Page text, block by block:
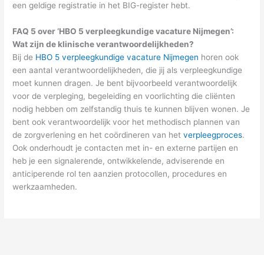
een geldige registratie in het BIG-register hebt.
FAQ 5 over ‘HBO 5 verpleegkundige vacature Nijmegen’:
Wat zijn de klinische verantwoordelijkheden?
Bij de HBO 5 verpleegkundige vacature Nijmegen horen ook
een aantal verantwoordelijkheden, die jij als verpleegkundige
moet kunnen dragen. Je bent bijvoorbeeld verantwoordelijk
voor de verpleging, begeleiding en voorlichting die cliënten
nodig hebben om zelfstandig thuis te kunnen blijven wonen. Je
bent ook verantwoordelijk voor het methodisch plannen van
de zorgverlening en het coördineren van hetverpleegproces.
Ook onderhoudt je contacten met in- en externe partijen en
heb je een signalerende, ontwikkelende, adviserende en
anticiperende rol ten aanzien protocollen, procedures en
werkzaamheden.